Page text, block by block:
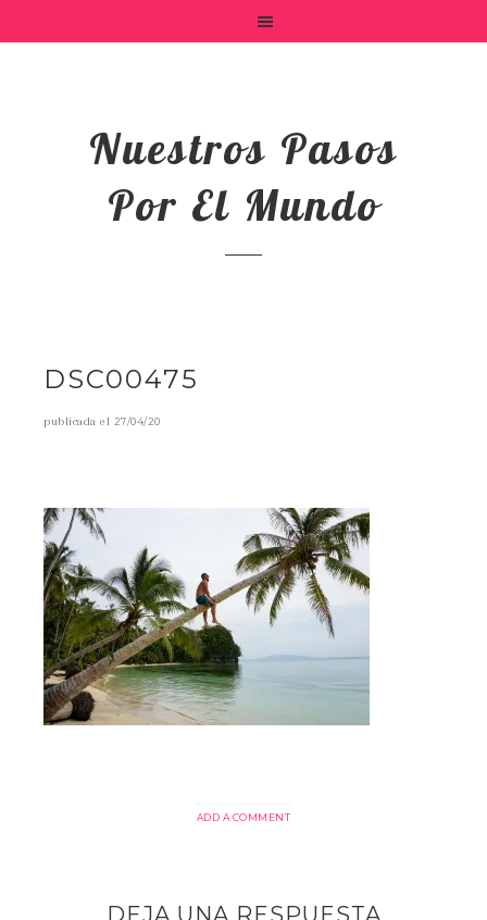
Nuestros Pasos
Por El Mundo
DSC00475
publicada el 27/04/20
ADD A COMMENT
DEJA UNA RESPUESTA